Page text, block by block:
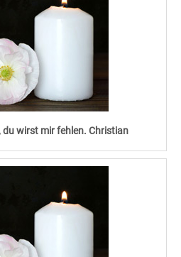
du wirst mir fehlen. Christian